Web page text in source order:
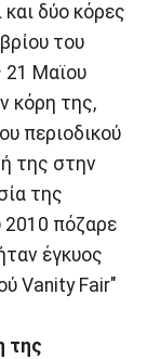
δύο κόρες
του
21 Μαϊου
κόρη της,
περιοδικού
της στην
της
2010 πόζαρε
έγκυος
Vanity Fair"
της